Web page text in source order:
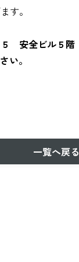
す。
５ 安全ビル５階
い。
一覧へ戻る